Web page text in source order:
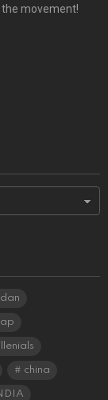
movement!
china